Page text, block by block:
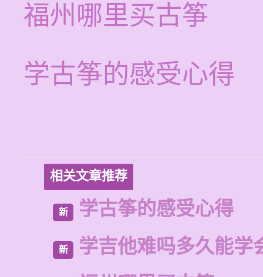
福州哪里买古筝
学古筝的感受心得
相关文章推荐
新 学古筝的感受心得
新
学吉他难吗多久能学